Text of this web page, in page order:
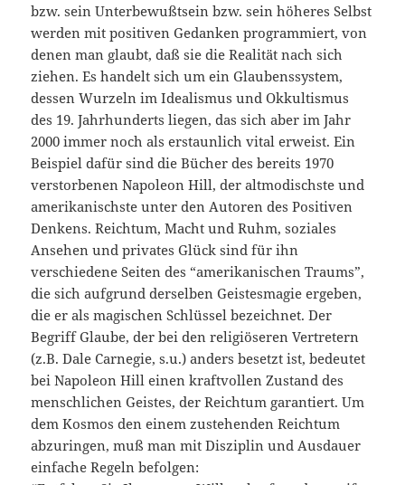
bzw. sein Unterbewußtsein bzw. sein höheres Selbst
werden mit positiven Gedanken programmiert, von
denen man glaubt, daß sie die Realität nach sich
ziehen. Es handelt sich um ein Glaubenssystem,
dessen Wurzeln im Idealismus und Okkultismus
des 19. Jahrhunderts liegen, das sich aber im Jahr
2000 immer noch als erstaunlich vital erweist. Ein
Beispiel dafür sind die Bücher des bereits 1970
verstorbenen Napoleon Hill, der altmodischste und
amerikanischste unter den Autoren des Positiven
Denkens. Reichtum, Macht und Ruhm, soziales
Ansehen und privates Glück sind für ihn
verschiedene Seiten des “amerikanischen Traums”,
die sich aufgrund derselben Geistesmagie ergeben,
die er als magischen Schlüssel bezeichnet. Der
Begriff Glaube, der bei den religiöseren Vertretern
(z.B. Dale Carnegie, s.u.) anders besetzt ist, bedeutet
bei Napoleon Hill einen kraftvollen Zustand des
menschlichen Geistes, der Reichtum garantiert. Um
dem Kosmos den einem zustehenden Reichtum
abzuringen, muß man mit Disziplin und Ausdauer
einfache Regeln befolgen: